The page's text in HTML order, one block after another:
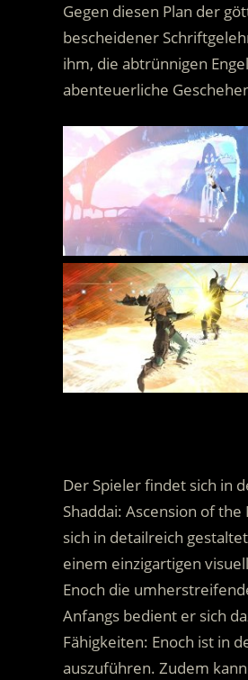
Gegen diesen Plan der
bescheidener
ihm, die abtrünnigen
abenteuerliche
Der Spieler findet sich in
Shaddai: Ascension of
sich in detailreich
einem einzigartigen
Enoch die
Anfangs bedient er sich
Fähigkeiten: Enoch ist in
auszuführen. Zudem